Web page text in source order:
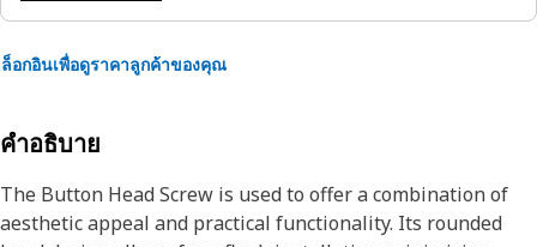
ล็อกอินเพื่อดูราคาลูกค้าของคุณ
คำอธิบาย
The Button Head Screw is used to offer a combination of
aesthetic appeal and practical functionality. Its rounded